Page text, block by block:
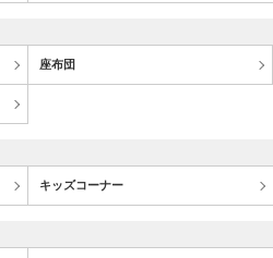
座布団
キッズコーナー